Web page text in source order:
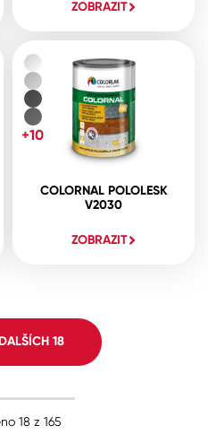
ZOBRAZIT
COLORNAL POLOLESK
V2030
ZOBRAZIT
+10
18
18 z 165